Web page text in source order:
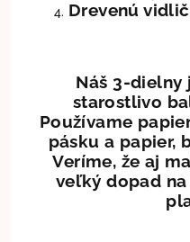
Drevenú
Náš 3-dielny
starostlivo
Používame
pásku a papier,
Veríme, že aj
veľký dopad